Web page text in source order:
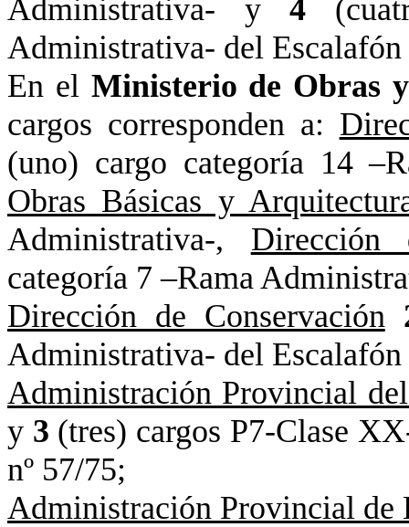
Administrativa- y4
Administrativa- del
En el Ministerio de Obras
cargos corresponden a:
(uno) cargo categoría 14
Obras Básicas y
Administrativa-, Dirección
categoría 7 –Rama
Dirección de Conservación
Administrativa- del
Administración Provincial
y 3 (tres) cargos P7-Clase
nº 57/75;
Administración Provincial de